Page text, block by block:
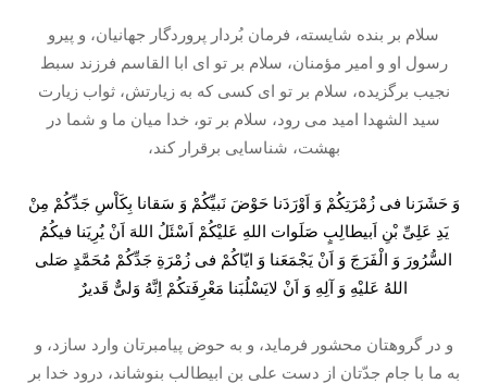
سلام بر بنده شايسته، فرمان بُردار پروردگار جهانيان، و پيرو
رسول او و امير مؤمنان، سلام بر تو اى ابا القاسم فرزند سبط
نجيب برگزيده، سلام بر تو اى كسی كه به زيارتش، ثواب زيارت
سيد الشهدا اميد می رود، سلام بر تو، خدا ميان ما و شما در
بهشت، شناسايى برقرار كند،
وَ حَشَرَنا فی زُمْرَتِكُمْ وَ اَوْرَدَنا حَوْضَ نَبیِّكُمْ وَ سَقانا بِكَاْسِ جَدِّكُمْ مِنْ
یَدِ عَلِیِّ بْنِ اَبیطالِبٍ صَلَوات اللهِ عَلیْكُمْ اَسْئَلُ اللهَ اَنْ یُرِیَنا فیكُمُ
السُّرُورَ وَ الْفَرَجَ وَ اَنْ یَجْمَعَنا وَ ایّاكُمْ فی زُمْرَةِ جَدِّكُمْ مُحَمَّدٍ صَلی
اللهُ عَلیْهِ وَ آلِهِ وَ اَنْ لایَسْلُبَنا مَعْرِفَتكُمْ اِنَّهُ وَلیٌّ قَدیرٌ
و در گروهتان محشور فرمايد، و به حوض پيامبرتان وارد سازد، و
به ما با جام جدّتان از دست على بن ابيطالب بنوشاند، درود خدا بر